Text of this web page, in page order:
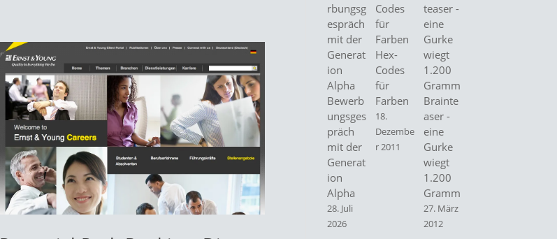
Bewerb
ungsges
präch
mit der
Generat
ion
Alpha
28. Juli
2026
Hex-
Codes
für
Farben
18.
Dezembe
r 2011
Brainte
aser -
eine
Gurke
wiegt
1.200
Gramm
27. März
2012